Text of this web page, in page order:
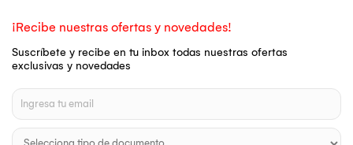
¡Recibe nuestras ofertas y novedades!
Suscríbete y recibe en tu inbox todas nuestras ofertas
exclusivas y novedades